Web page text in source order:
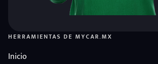
HERRAMIENTAS DE MYCAR.MX
Inicio